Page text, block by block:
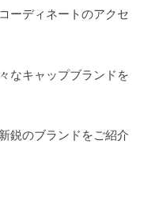
ーディネートのアクセ
なキャップブランドを
鋭のブランドをご紹介